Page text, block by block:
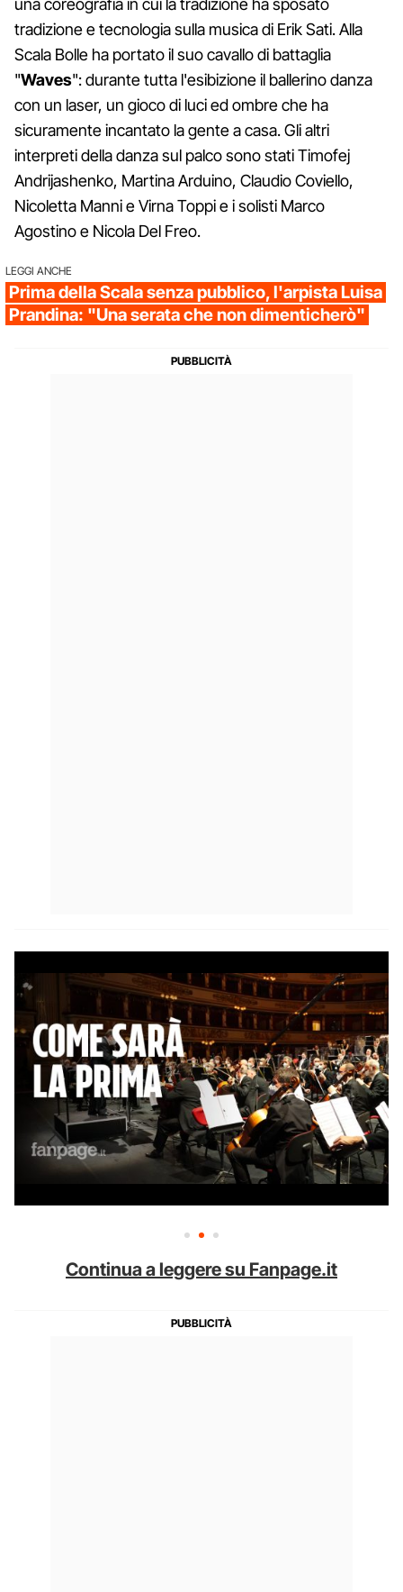
una coreografia in cui la tradizione ha sposato
tradizione e tecnologia sulla musica di Erik Sati. Alla
Scala Bolle ha portato il suo cavallo di battaglia
"Waves": durante tutta l'esibizione il ballerino danza
con un laser, un gioco di luci ed ombre che ha
sicuramente incantato la gente a casa. Gli altri
interpreti della danza sul palco sono stati Timofej
Andrijashenko, Martina Arduino, Claudio Coviello,
Nicoletta Manni e Virna Toppi e i solisti Marco
Agostino e Nicola Del Freo.
LEGGI ANCHE
Prima della Scala senza pubblico, l'arpista Luisa
Prandina: "Una serata che non dimenticherò"
Continua a leggere su Fanpage.it